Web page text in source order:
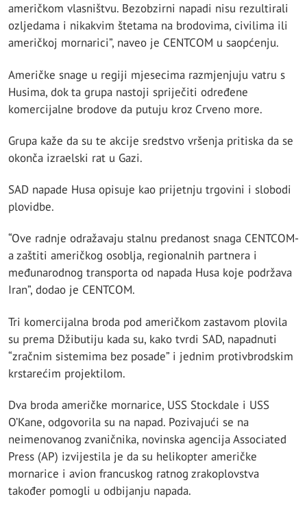
američkom vlasništvu. Bezobzirni napadi nisu rezultirali
ozljedama i nikakvim štetama na brodovima, civilima ili
američkoj mornarici”, naveo je CENTCOM u saopćenju.
Američke snage u regiji mjesecima razmjenjuju vatru s
Husima, dok ta grupa nastoji spriječiti određene
komercijalne brodove da putuju kroz Crveno more.
Grupa kaže da su te akcije sredstvo vršenja pritiska da se
okonča izraelski rat u Gazi.
SAD napade Husa opisuje kao prijetnju trgovini i slobodi
plovidbe.
“Ove radnje odražavaju stalnu predanost snaga CENTCOM-
a zaštiti američkog osoblja, regionalnih partnera i
međunarodnog transporta od napada Husa koje podržava
Iran”, dodao je CENTCOM.
Tri komercijalna broda pod američkom zastavom plovila
su prema Džibutiju kada su, kako tvrdi SAD, napadnuti
“zračnim sistemima bez posade” i jednim protivbrodskim
krstarećim projektilom.
Dva broda američke mornarice, USS Stockdale i USS
O’Kane, odgovorila su na napad. Pozivajući se na
neimenovanog zvaničnika, novinska agencija Associated
Press (AP) izvijestila je da su helikopter američke
mornarice i avion francuskog ratnog zrakoplovstva
također pomogli u odbijanju napada.